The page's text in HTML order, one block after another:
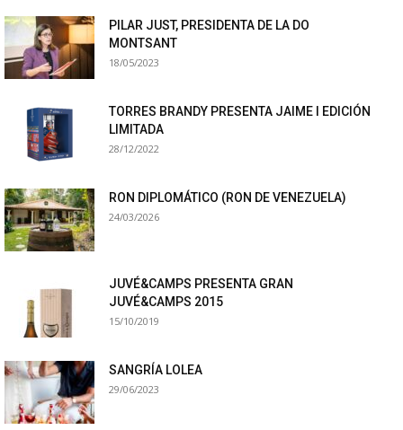
PILAR JUST, PRESIDENTA DE LA DO
MONTSANT
18/05/2023
TORRES BRANDY PRESENTA JAIME I EDICIÓN
LIMITADA
28/12/2022
RON DIPLOMÁTICO (RON DE VENEZUELA)
24/03/2026
JUVÉ&CAMPS PRESENTA GRAN
JUVÉ&CAMPS 2015
15/10/2019
SANGRÍA LOLEA
29/06/2023